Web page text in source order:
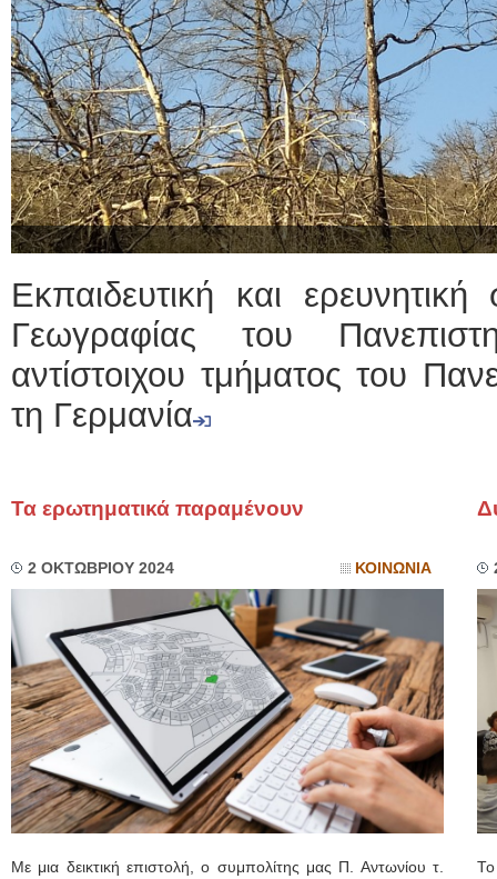
Εκπαιδευτική και
Γεωγραφίας του
αντίστοιχου τμήματος του
τη Γερμανία
Τα ερωτηματικά παραμένουν
2 ΟΚΤΩΒΡΙΟΥ 2024 ΚΟΙΝΩΝΙΑ
Με μια δεικτική επιστολή, ο συμπολίτης μας Π. Αντωνίου τ.
Το